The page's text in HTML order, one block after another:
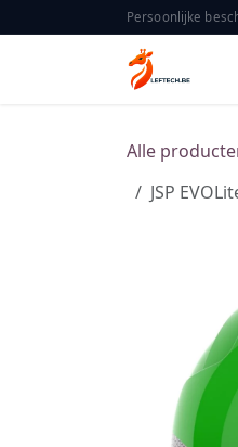
Overslaan naar inhoud
Persoonlijke
Alle
JSP